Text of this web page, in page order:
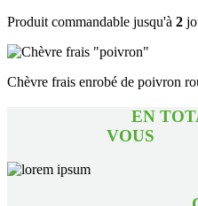
Produit commandable jusqu'à 2
Chèvre frais enrobé de poivron
EN TOTALE